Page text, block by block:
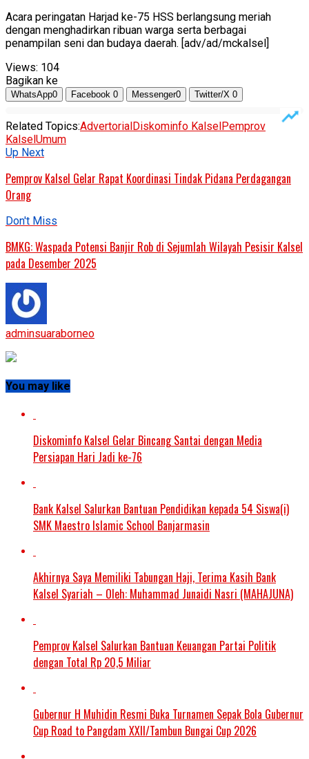
Acara peringatan Harjad ke-75 HSS berlangsung meriah
dengan menghadirkan ribuan warga serta berbagai
penampilan seni dan budaya daerah. [adv/ad/mckalsel]
Views: 104
Bagikan ke
WhatsApp0 Facebook 0 Messenger0 Twitter/X 0
Related Topics:AdvertorialDiskominfo KalselPemprov
KalselUmum
Up Next
Pemprov Kalsel Gelar Rapat Koordinasi Tindak Pidana Perdagangan
Orang
Don't Miss
BMKG: Waspada Potensi Banjir Rob di Sejumlah Wilayah Pesisir Kalsel
pada Desember 2025
adminsuaraborneo
You may like
Diskominfo Kalsel Gelar Bincang Santai dengan Media
Persiapan Hari Jadi ke-76
Bank Kalsel Salurkan Bantuan Pendidikan kepada 54 Siswa(i)
SMK Maestro Islamic School Banjarmasin
Akhirnya Saya Memiliki Tabungan Haji, Terima Kasih Bank
Kalsel Syariah – Oleh: Muhammad Junaidi Nasri (MAHAJUNA)
Pemprov Kalsel Salurkan Bantuan Keuangan Partai Politik
dengan Total Rp 20,5 Miliar
Gubernur H Muhidin Resmi Buka Turnamen Sepak Bola Gubernur
Cup Road to Pangdam XXII/Tambun Bungai Cup 2026